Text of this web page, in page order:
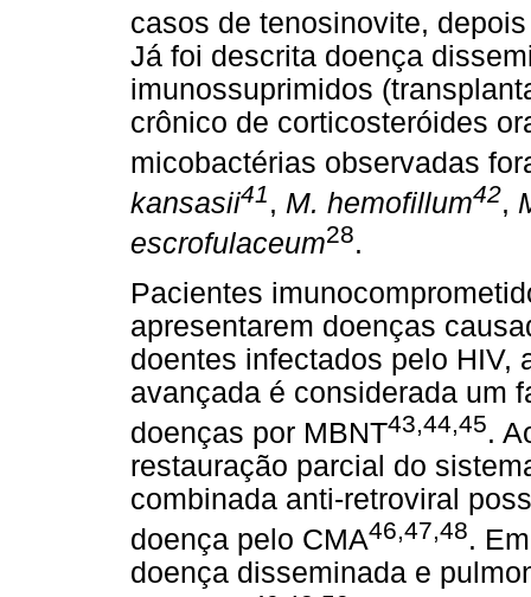
casos de tenosinovite,
Já foi descrita doença
imunossuprimidos
crônico de corticosteróides
micobactérias observadas
kansasii41, M. hemofillum42,
escrofulaceum28.
Pacientes
apresentarem doenças
doentes infectados pelo HIV,
avançada é considerada um
doenças por MBNT43,44,45.
restauração parcial do
combinada anti-retroviral
doença pelo CMA46,47,48.
doença disseminada e